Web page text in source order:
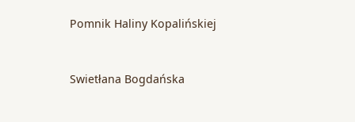
Pomnik Haliny Kopalińskiej
Swietłana Bogdańska